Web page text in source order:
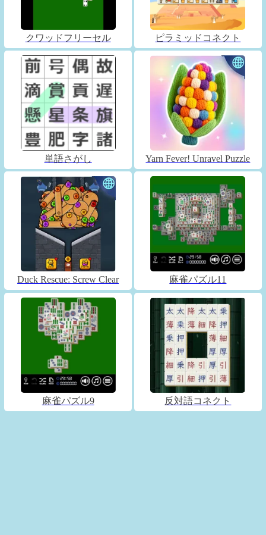
クワッドフリーセル ピラミッドコネクト
単語さがし Yarn Fever! Unravel Puzzle
Duck Rescue: Screw Clear 麻雀パズル11
麻雀パズル9 反対語コネクト